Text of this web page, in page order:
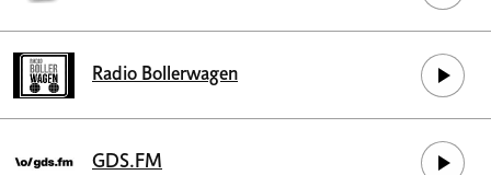
Radio Bollerwagen
GDS.FM